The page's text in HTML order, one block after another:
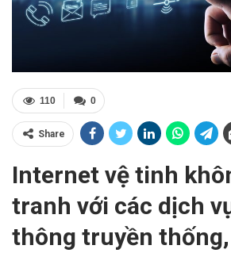
0
110
Share
Internet vệ tinh
tranh với các dịch
thông truyền